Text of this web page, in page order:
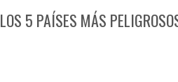
LOS 5 PAÍSES MÁS